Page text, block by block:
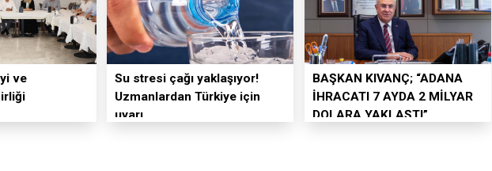
ve
Su stresi çağı yaklaşıyor!
Uzmanlardan Türkiye için
uyarı
BAŞKAN KIVANÇ; “ADANA
İHRACATI 7 AYDA 2 MİLYAR
DOLARA YAKLAŞTI”